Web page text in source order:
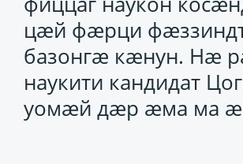
цӕй фӕрци
базонгӕ кӕнун. Нӕ
наукити кандидат
уомӕй дӕр ӕма ма